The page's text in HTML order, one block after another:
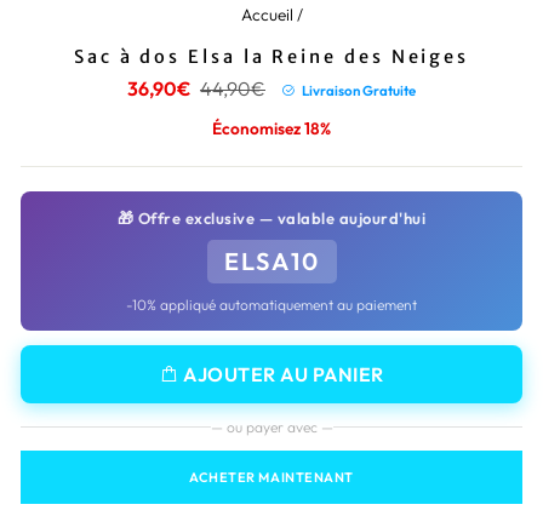
Accueil /
Sac à dos Elsa la Reine des Neiges
36,90€ Prix
44,90€
PrixLivraison Gratuite
Économisez 18%
🎁 Offre exclusive — valable aujourd'hui
ELSA10
-10% appliqué automatiquement au paiement
AJOUTER AU PANIER
— ou payer avec —
ACHETER MAINTENANT